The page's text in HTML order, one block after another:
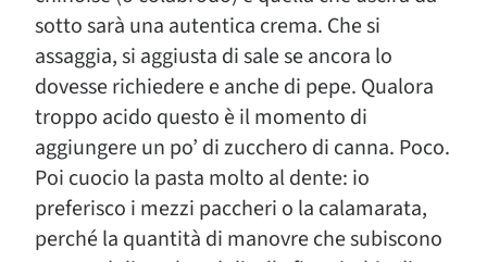
sotto sarà una autentica crema. Che si
assaggia, si aggiusta di sale se ancora lo
dovesse richiedere e anche di pepe. Qualora
troppo acido questo è il momento di
aggiungere un po’ di zucchero di canna. Poco.
Poi cuocio la pasta molto al dente: io
preferisco i mezzi paccheri o la calamarata,
perché la quantità di manovre che subiscono